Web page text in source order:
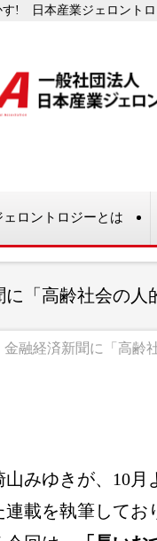
す! 日本産業ジェロント
ェロントロジーとは
「高齢社会の人
金融経済新聞に「高齢
山みゆきが、10
載を執筆してお